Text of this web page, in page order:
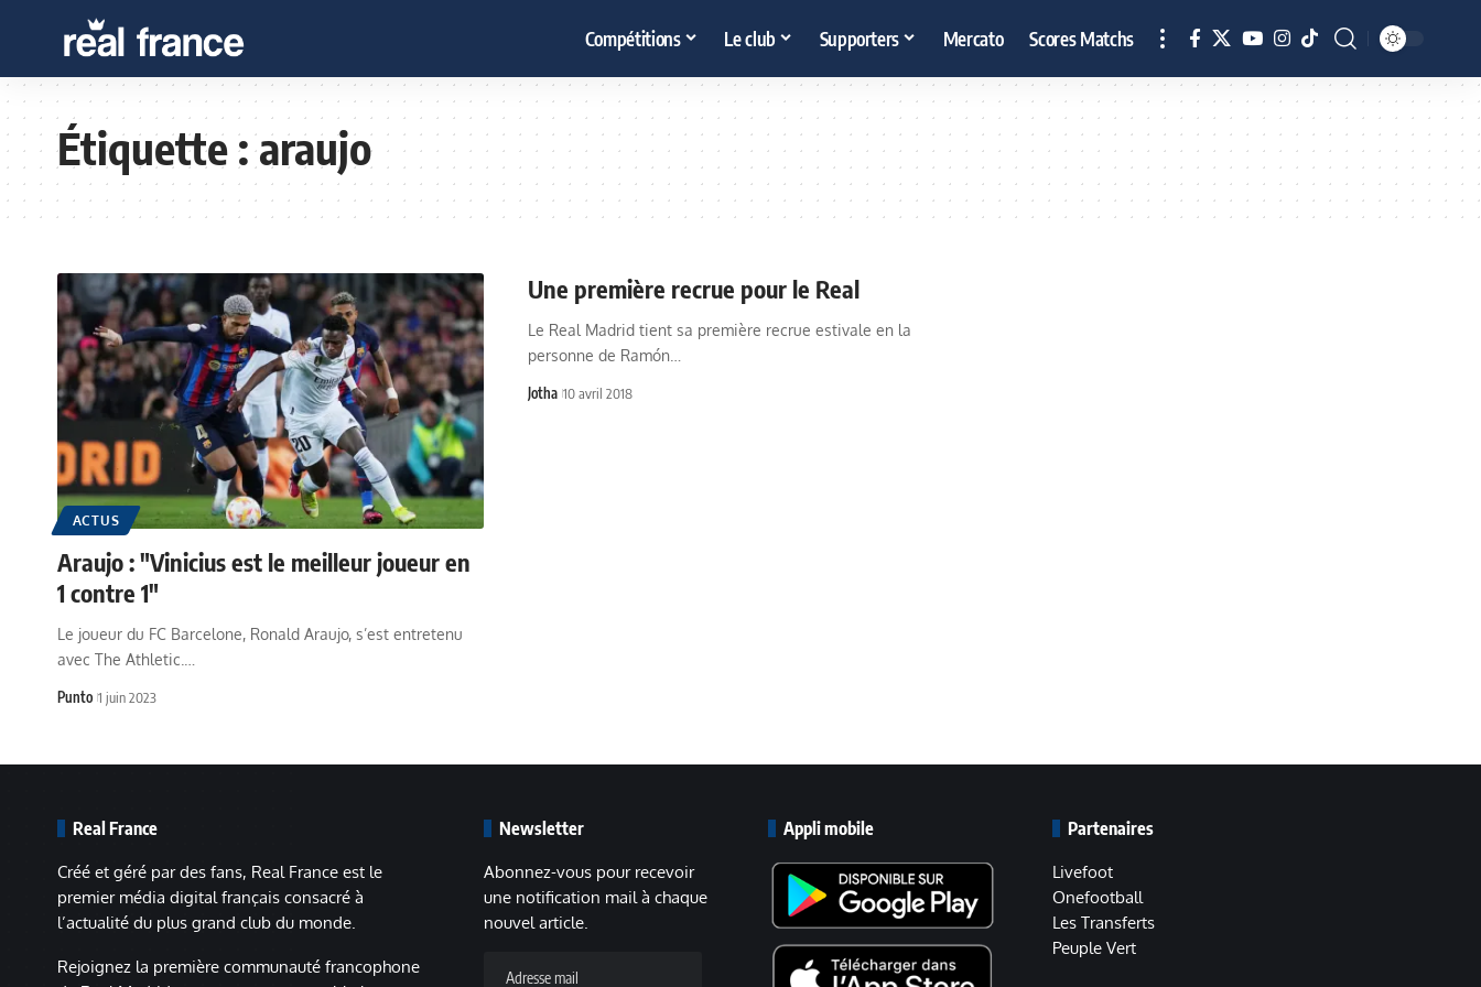
Compétitions Le club Supporters Mercato Scores Matchs
Étiquette :araujo
ACTUS
Araujo : "Vinicius est le meilleur joueur en
1 contre 1"
Le joueur du FC Barcelone, Ronald Araujo, s’est entretenu
avec The Athletic.…
Punto 1 juin 2023
Une première recrue pour le Real
Le Real Madrid tient sa première recrue estivale en la
personne de Ramón…
Jotha 10 avril 2018
Real France
Créé et géré par des fans, Real France est le
premier média digital français consacré à
l’actualité du plus grand club du monde.
Rejoignez la première communauté francophone
Newsletter
Abonnez-vous pour recevoir
une notification mail à chaque
nouvel article.
mail
Appli mobile Partenaires
Livefoot
Onefootball
Les Transferts
Peuple Vert